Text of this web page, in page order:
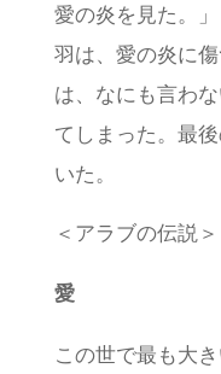
愛の炎を見た。
羽は、愛の炎に
は、なにも言わ
てしまった。最
いた。
＜アラブの伝説＞
愛
この世で最も大